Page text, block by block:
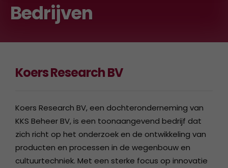
Bedrijven
Koers Research BV
Koers Research BV, een dochteronderneming van
KKS Beheer BV, is een toonaangevend bedrijf dat
zich richt op het onderzoek en de ontwikkeling van
producten en processen in de wegenbouw en
cultuurtechniek. Met een sterke focus op innovatie